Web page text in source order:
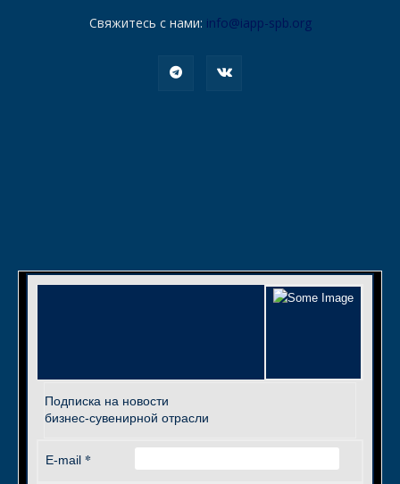
Свяжитесь с нами: info@iapp-spb.org
Подписка на новости
бизнес-сувенирной отрасли
E-mail *